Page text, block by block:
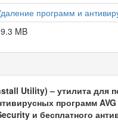
программ и
MB
Utility) – утилита для
программ
и бесплатного